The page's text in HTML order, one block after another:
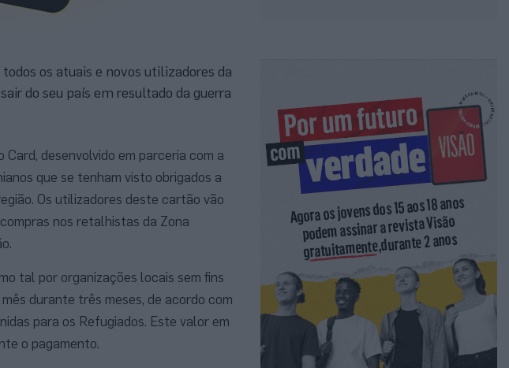
os atuais e novos utilizadores da
do seu país em resultado da guerra
desenvolvido em parceria com a
que se tenham visto obrigados a
Os utilizadores deste cartão vão
nos retalhistas da Zona
tal por organizações locais sem fins
durante três meses, de acordo com
para os Refugiados. Este valor em
o pagamento.